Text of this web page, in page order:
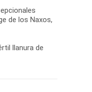
de los Naxos,
llanura de